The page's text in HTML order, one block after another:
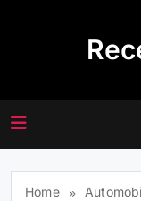
Home